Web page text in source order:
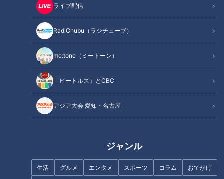
ライブ配信
RadiChubu（ラジチューブ）
me:tone（ミートーン）
「ビートルズ」とCBC
アジア大会 愛知・名古屋
ジャンル
生活 グルメ エンタメ スポーツ コラム おでかけ
「アンガーマネジメント」とは？
CBCテレビ：画像 『チャント！』